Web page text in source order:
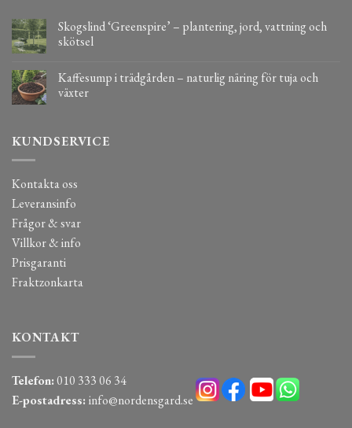
Skogslind ‘Greenspire’ – plantering, jord, vattning och
skötsel
Kaffesump i trädgården – naturlig näring för tuja och
växter
KUNDSERVICE
Kontakta oss
Leveransinfo
Frågor & svar
Villkor & info
Prisgaranti
Fraktzonkarta
KONTAKT
Telefon:010 333 06 34
E-postadress: info@nordensgard.se